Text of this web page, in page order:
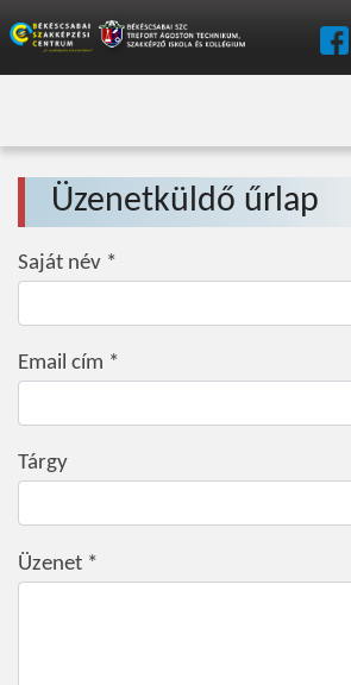
Üzenetküldő űrlap
Saját név *
Email cím *
Tárgy
Üzenet *